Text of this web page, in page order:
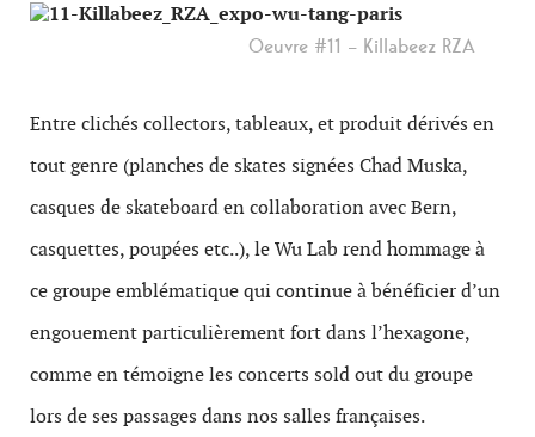
Oeuvre #11 – Killabeez RZA
Entre clichés collectors, tableaux, et produit dérivés en
tout genre (planches de skates signées Chad Muska,
casques de skateboard en collaboration avec Bern,
casquettes, poupées etc..), le Wu Lab rend hommage à
ce groupe emblématique qui continue à bénéficier d’un
engouement particulièrement fort dans l’hexagone,
comme en témoigne les concerts sold out du groupe
lors de ses passages dans nos salles françaises.